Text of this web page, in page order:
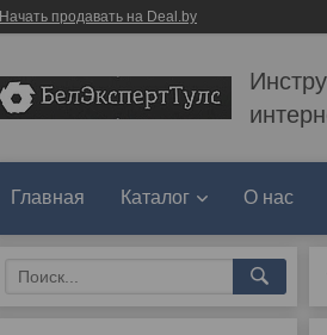
Начать продавать на Deal.by
Главная Каталог О нас